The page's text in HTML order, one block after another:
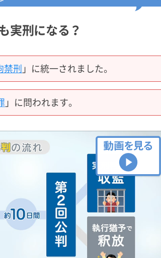
でお困りの方
件の無料相談
逮捕された方はこちら
ついて
紹介
費用
ス
実刑になる？
禁刑 」に統一されました。
」に問われます。